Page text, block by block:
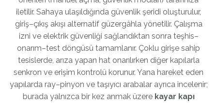
iletilir. Sahaya ulaşıldığında güvenlik şeridi oluşturulur,
giriş–çıkış akışı alternatif güzergâhla yönetilir. Çalışma
izni ve elektrik güvenliği sağlandıktan sonra teşhis–
onarım–test döngüsü tamamlanır. Çoklu girişe sahip
tesislerde, arıza yapan hat onarılırken diğer kapılarla
senkron ve erişim kontrolü korunur. Yana hareket eden
yapılarda ray–pinyon ve taşıyıcı arabalar ayrıca incelenir;
burada yalnızca bir kez anmak üzere kayar kapı